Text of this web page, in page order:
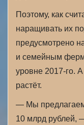
Поэтому, как
наращивать их
предусмотрено
и семейным
уровне 2017-го.
растёт.
— Мы
10 млрд рублей,